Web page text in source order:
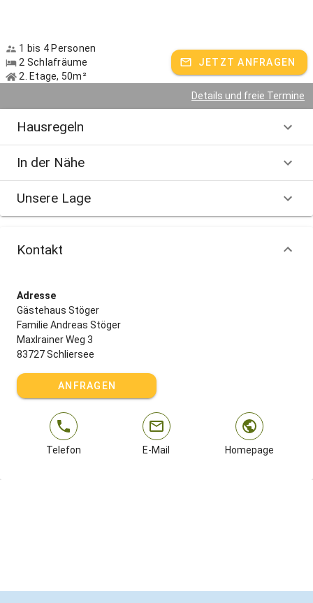
1 bis 4 Personen
2 Schlafräume
2. Etage, 50m²
JETZT ANFRAGEN
Details und freie Termine
Hausregeln
In der Nähe
Unsere Lage
Kontakt
Adresse
Gästehaus Stöger
Familie Andreas Stöger
Maxlrainer Weg 3
83727 Schliersee
ANFRAGEN
Telefon E-Mail Homepage